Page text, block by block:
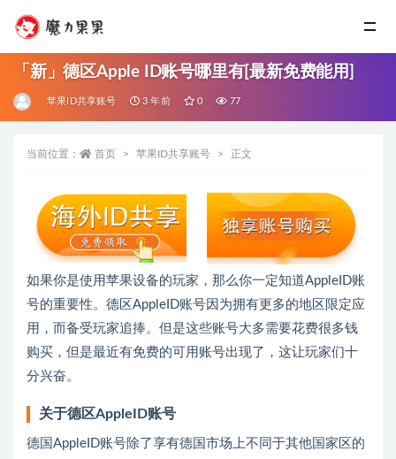
「新」德区Apple ID账号哪里有[最新免费能用]
苹果ID共享账号 3 年前 0 77
当前位置： 首页 苹果ID共享账号 正文
如果你是使用苹果设备的玩家，那么你一定知道AppleID账
号的重要性。德区AppleID账号因为拥有更多的地区限定应
用，而备受玩家追捧。但是这些账号大多需要花费很多钱
购买，但是最近有免费的可用账号出现了，这让玩家们十
分兴奋。
关于德区AppleID账号
德国AppleID账号除了享有德国市场上不同于其他国家区的